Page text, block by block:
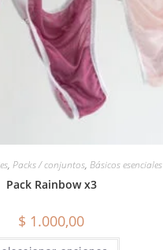
,Packs / conjuntos,Básicos esenciales
Pack Rainbow x3
$ 1.000,00